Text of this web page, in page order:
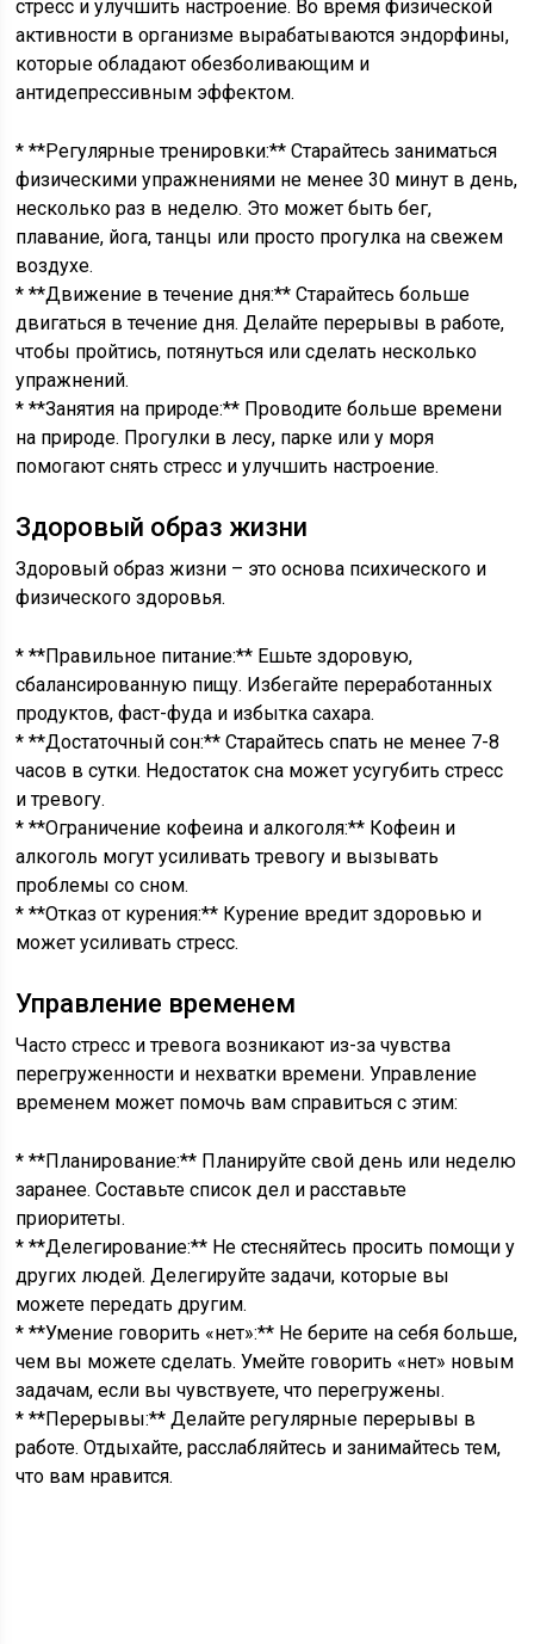
стресс и улучшить настроение. Во время физической
активности в организме вырабатываются эндорфины,
которые обладают обезболивающим и
антидепрессивным эффектом.
* **Регулярные тренировки:** Старайтесь заниматься
физическими упражнениями не менее 30 минут в день,
несколько раз в неделю. Это может быть бег,
плавание, йога, танцы или просто прогулка на свежем
воздухе.
* **Движение в течение дня:** Старайтесь больше
двигаться в течение дня. Делайте перерывы в работе,
чтобы пройтись, потянуться или сделать несколько
упражнений.
* **Занятия на природе:** Проводите больше времени
на природе. Прогулки в лесу, парке или у моря
помогают снять стресс и улучшить настроение.
Здоровый образ жизни
Здоровый образ жизни – это основа психического и
физического здоровья.
* **Правильное питание:** Ешьте здоровую,
сбалансированную пищу. Избегайте переработанных
продуктов, фаст-фуда и избытка сахара.
* **Достаточный сон:** Старайтесь спать не менее 7-8
часов в сутки. Недостаток сна может усугубить стресс
и тревогу.
* **Ограничение кофеина и алкоголя:** Кофеин и
алкоголь могут усиливать тревогу и вызывать
проблемы со сном.
* **Отказ от курения:** Курение вредит здоровью и
может усиливать стресс.
Управление временем
Часто стресс и тревога возникают из-за чувства
перегруженности и нехватки времени. Управление
временем может помочь вам справиться с этим:
* **Планирование:** Планируйте свой день или неделю
заранее. Составьте список дел и расставьте
приоритеты.
* **Делегирование:** Не стесняйтесь просить помощи у
других людей. Делегируйте задачи, которые вы
можете передать другим.
* **Умение говорить «нет»:** Не берите на себя больше,
чем вы можете сделать. Умейте говорить «нет» новым
задачам, если вы чувствуете, что перегружены.
* **Перерывы:** Делайте регулярные перерывы в
работе. Отдыхайте, расслабляйтесь и занимайтесь тем,
что вам нравится.